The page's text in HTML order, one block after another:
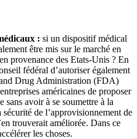
: si un dispositif médical
être mis sur le marché en
provenance des Etats-Unis ? En
fédéral d’autoriser également
Drug Administration (FDA)
américaines de proposer
sans avoir à se soumettre à la
de l’approvisionnement de
trouverait améliorée. Dans ce
les choses.